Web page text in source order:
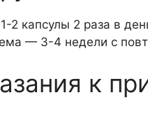
2 капсулы 2 раза в
— 3-4 недели с
к